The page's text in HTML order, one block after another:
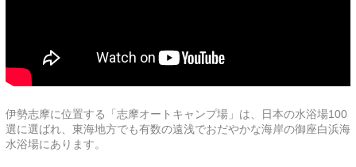
伊勢志摩に位置する「志摩オートキャンプ場」は、日本の水浴場100
選に選ばれ、東海地方でも有数の遠浅でおだやかな海岸の御座白浜海
水浴場にあります。